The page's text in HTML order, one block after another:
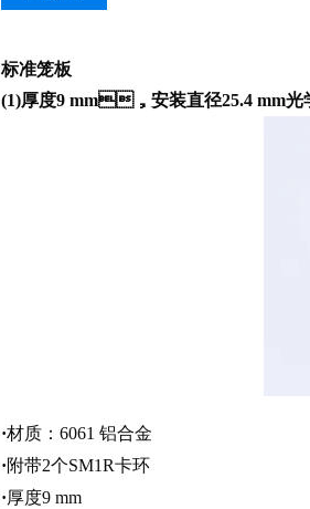
标准笼板
(1)厚度9 mm，安装直径25.4 mm光
·材质：6061 铝合金
·附带2个SM1R卡环
·厚度9 mm